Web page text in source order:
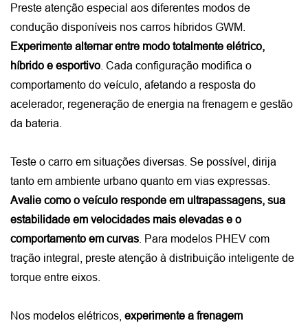
Preste atenção especial aos diferentes modos de
Experimente alternar entre modo totalmente elétrico,
híbrido e esportivo . Cada configuração modifica o
comportamento do veículo, afetando a resposta do
acelerador, regeneração de energia na frenagem e gestão
da bateria.
Teste o carro em situações diversas. Se possível, dirija
Avalie como o veículo responde em ultrapassagens, sua
estabilidade em velocidades mais elevadas e o
comportamento em curvas . Para modelos PHEV com
tração integral, preste atenção à distribuição inteligente de
torque entre eixos.
Nos modelos elétricos, experimente a frenagem